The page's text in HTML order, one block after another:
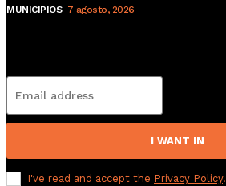
MUNICIPIOS 7 agosto, 2026
I WANT IN
I've read and accept the Privacy Policy.